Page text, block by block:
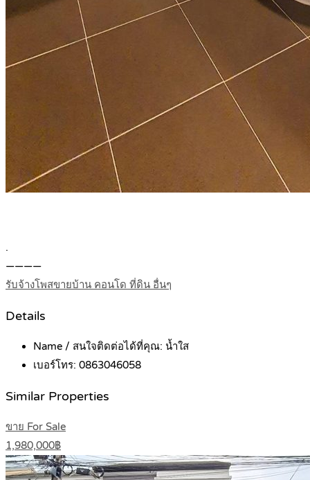
.
————
รับจ้างโพสขายบ้าน คอนโด ที่ดิน อื่นๆ
Details
Name / สนใจติดต่อได้ที่คุณ: น้ำใส
เบอร์โทร: 0863046058
Similar Properties
ขาย For Sale
1,980,000฿